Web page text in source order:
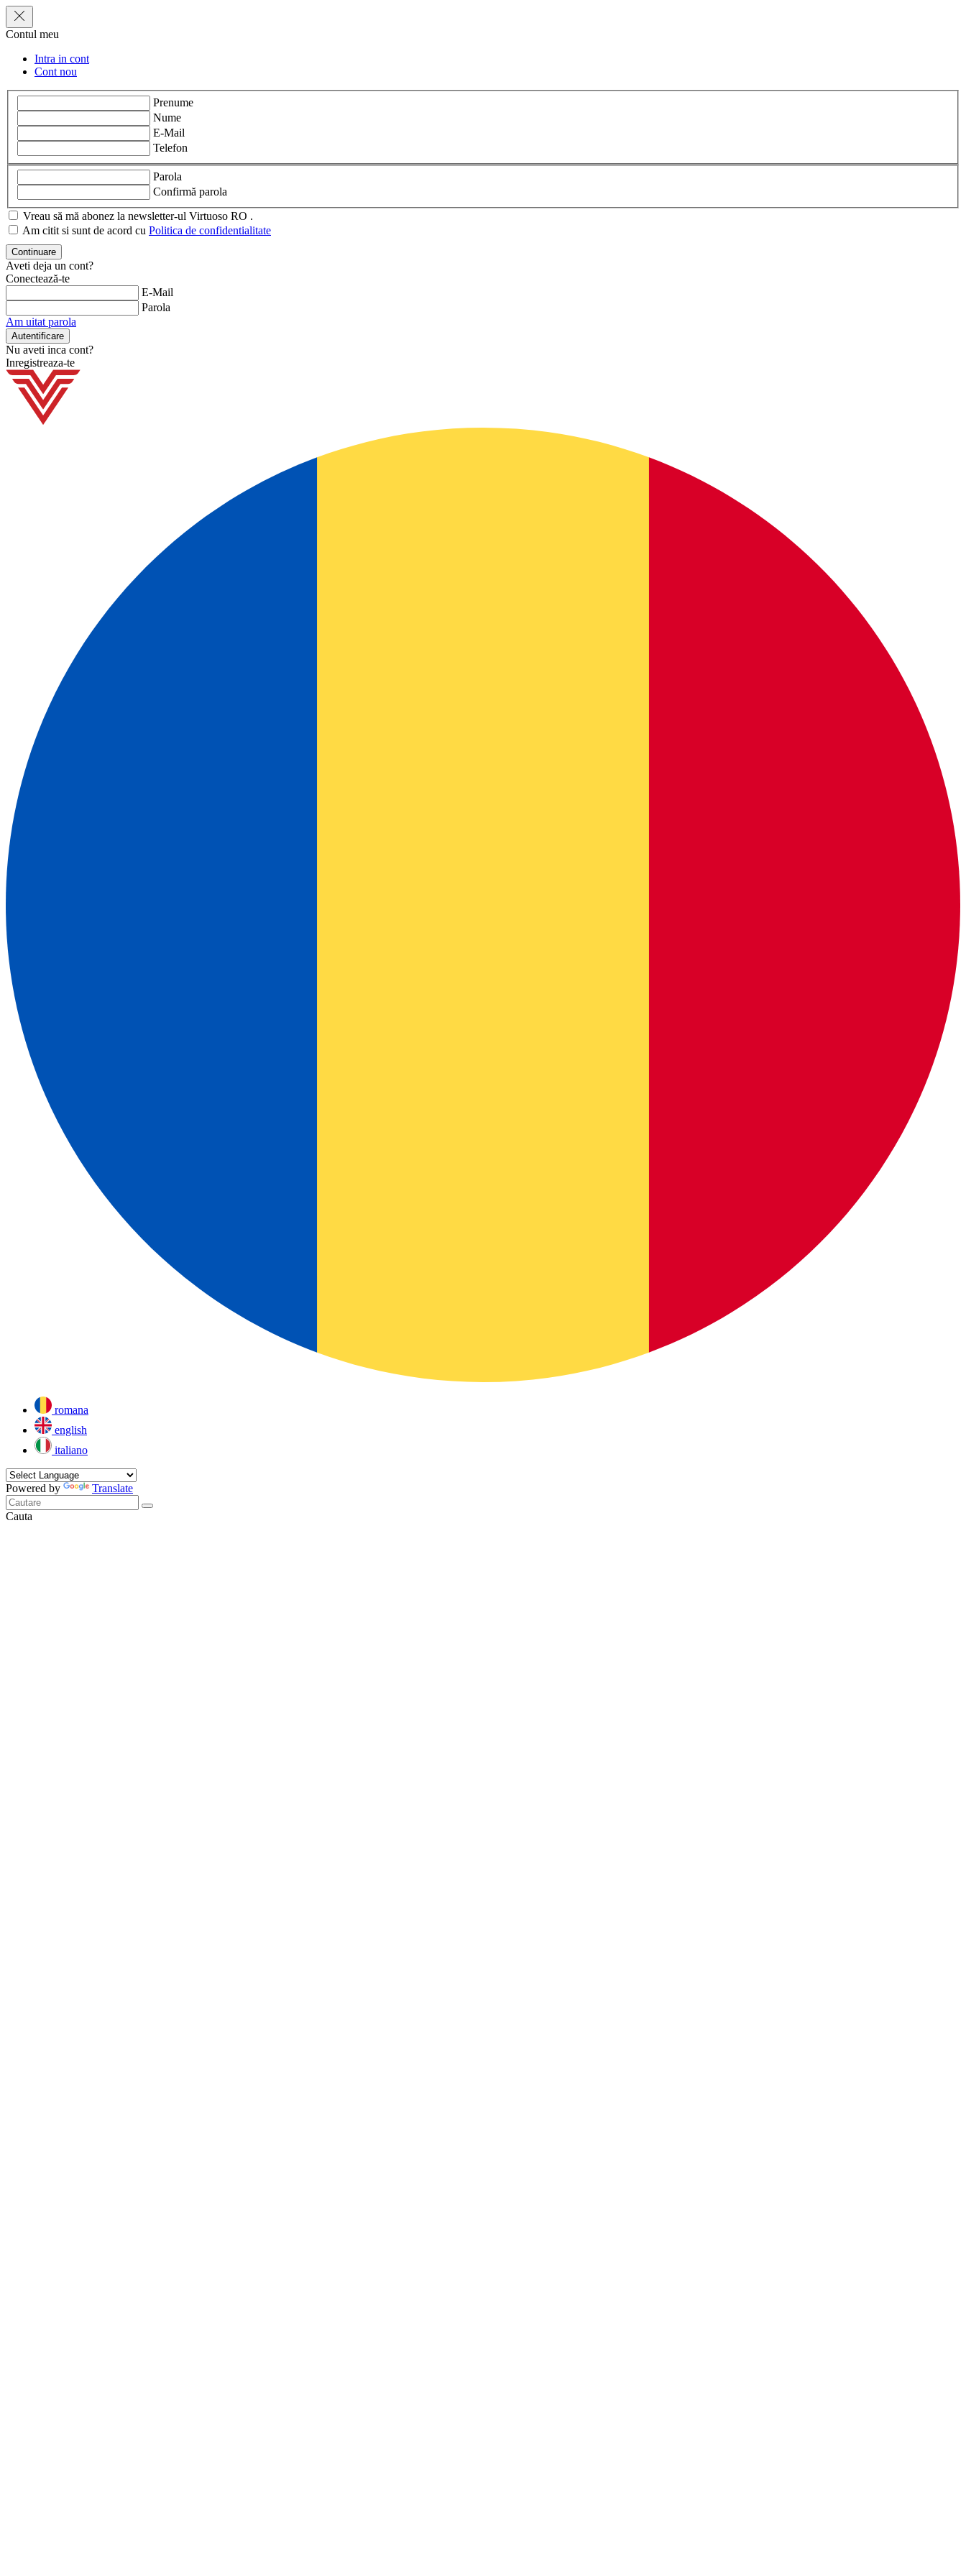
Contul meu
Intra in cont
Cont nou
Prenume
Nume
E-Mail
Telefon
Parola
Confirmă parola
Vreau să mă abonez la newsletter-ul Virtuoso RO .
Am citit si sunt de acord cu Politica de confidentialitate
Aveti deja un cont?
Conectează-te
E-Mail
Parola
Am uitat parola
Nu aveti inca cont?
Inregistreaza-te
romana
english
italiano
Powered by Translate
Cauta